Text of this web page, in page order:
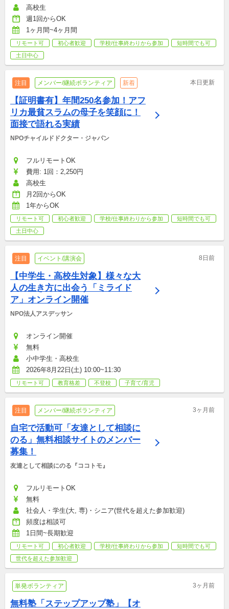
高校生
週1回からOK
1ヶ月間~4ヶ月間
リモート可 初心者歓迎 学校/仕事終わりから参加
短時間でも可
土日中心
注目 メンバー/継続ボランティア 新着 本日更新
【証明書有】年間250名参加！アフ
リカ最貧スラムの母子を笑顔に！
面接で語れる実績
NPOチャイルドドクター・ジャパン
フルリモートOK
費用: 1回：2,250円
高校生
月2回からOK
1年からOK
リモート可 初心者歓迎 学校/仕事終わりから参加
短時間でも可
土日中心
注目 イベント/講演会 8日前
【中学生・高校生対象】様々な大
人の生き方に出会う「ミライド
ア」オンライン開催
NPO法人アスデッサン
オンライン開催
無料
小中学生・高校生
2026年8月22日(土) 10:00~11:30
リモート可 教育格差 不登校 子育て/育児
注目 メンバー/継続ボランティア 3ヶ月前
自宅で活動可「友達として相談に
のる」無料相談サイトのメンバー
募集！
友達として相談にのる『ココトモ』
フルリモートOK
無料
社会人・学生(大, 専)・シニア(世代を超えた参加歓迎)
頻度は相談可
1日間~長期歓迎
リモート可 初心者歓迎 学校/仕事終わりから参加
短時間でも可
世代を超えた参加歓迎
単発ボランティア 3ヶ月前
無料塾「ステップアップ塾」【オ